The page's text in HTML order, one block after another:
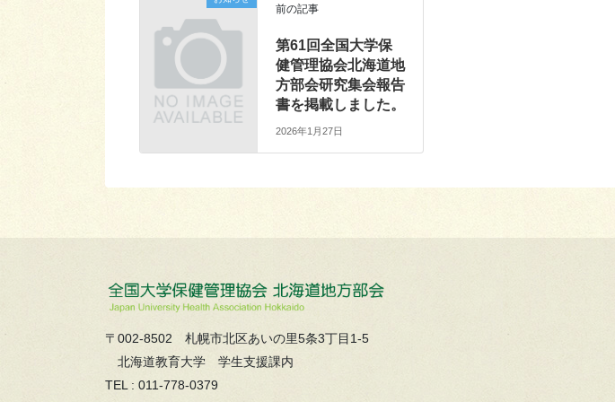
前の記事
第61回全国大学保
健管理協会北海道地
方部会研究集会報告
書を掲載しました。
2026年1月27日
〒002-8502 札幌市北区あいの里5条3丁目1-5
北海道教育大学 学生支援課内
TEL : 011-778-0379